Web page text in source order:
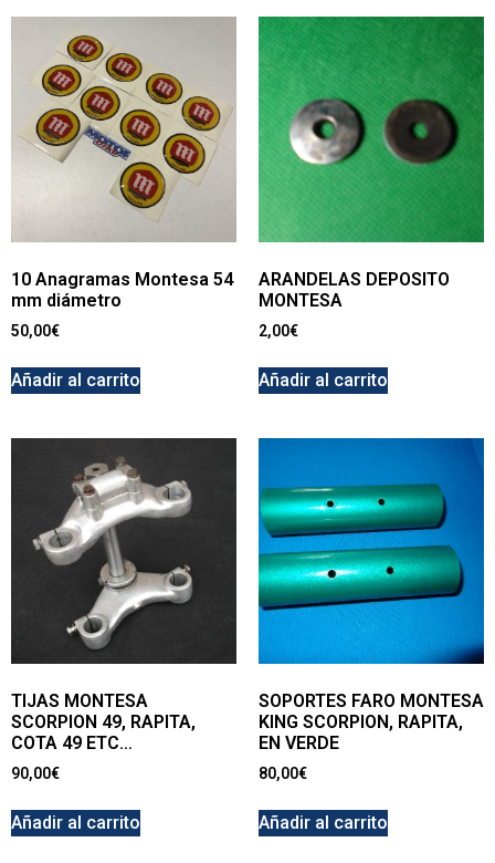
10 Anagramas Montesa 54
mm diámetro
50,00€
Añadir al carrito
ARANDELAS DEPOSITO
MONTESA
2,00€
Añadir al carrito
TIJAS MONTESA
SCORPION 49, RAPITA,
COTA 49 ETC…
90,00€
Añadir al carrito
SOPORTES FARO MONTESA
KING SCORPION, RAPITA,
EN VERDE
80,00€
Añadir al carrito